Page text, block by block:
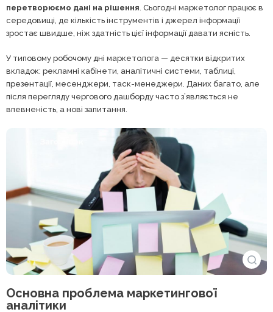
перетворюємо дані на рішення. Сьогодні маркетолог працює в
середовищі, де кількість інструментів і джерел інформації
зростає швидше, ніж здатність цієї інформації давати ясність.
У типовому робочому дні маркетолога — десятки відкритих
вкладок: рекламні кабінети, аналітичні системи, таблиці,
презентації, месенджери, таск-менеджери. Даних багато, але
після перегляду чергового дашборду часто з’являється не
впевненість, а нові запитання.
Основна проблема маркетингової
аналітики